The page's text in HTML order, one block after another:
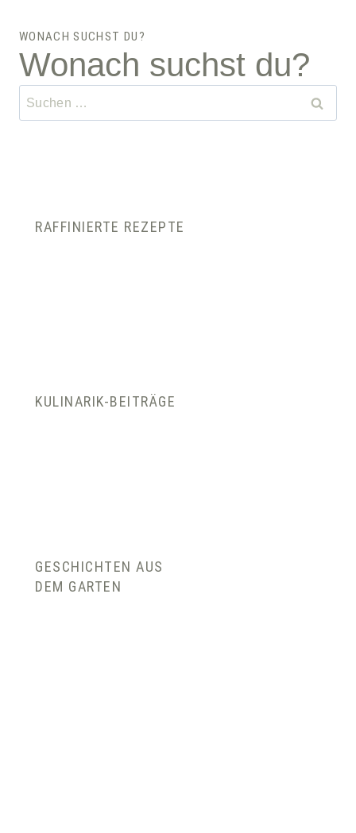
WONACH SUCHST DU?
Wonach suchst du?
Suchen
nach:
RAFFINIERTE REZEPTE
KULINARIK-BEITRÄGE
GESCHICHTEN AUS
DEM GARTEN